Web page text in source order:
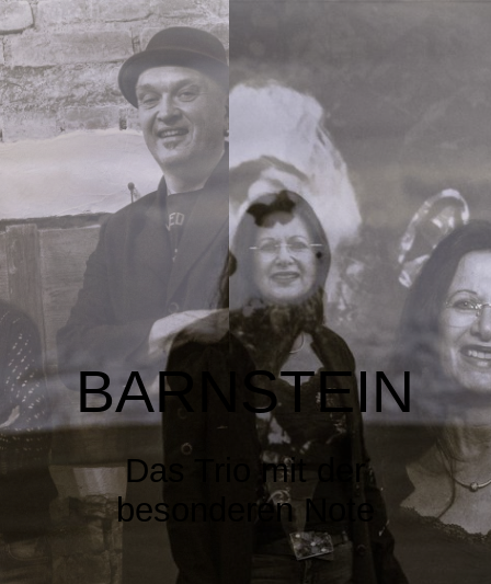
BARNSTEIN
Das Trio mit der
besonderen Note
HOME
BARNSTEIN
ON STAGE 2026
GALERIE
KONTAKT